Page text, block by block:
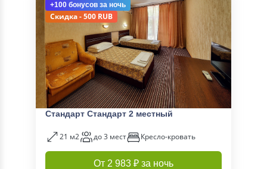
+100 бонусов за ночь
Скидка - 500 RUB
Стандарт Стандарт 2 местный
21 м2 до 3 мест Кресло-кровать
От 2 983 ₽ за ночь